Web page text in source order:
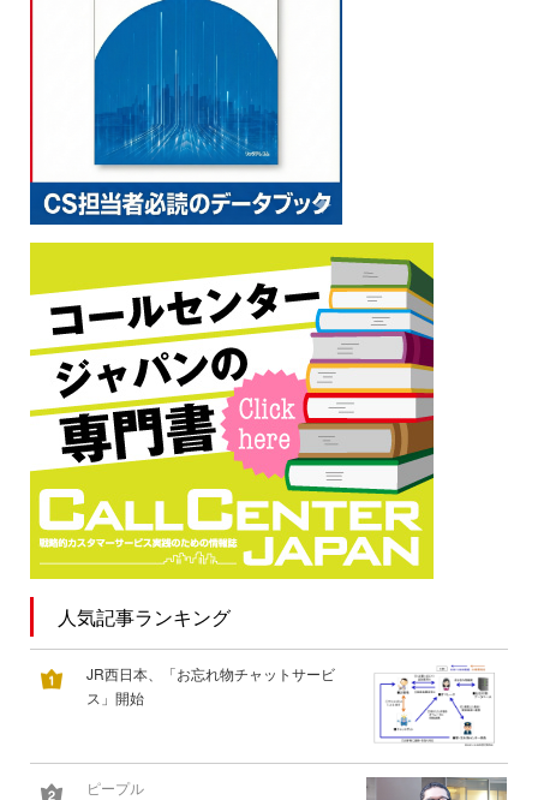
人気記事ランキング
JR西日本、「お忘れ物チャットサービ
ス」開始
ピープル